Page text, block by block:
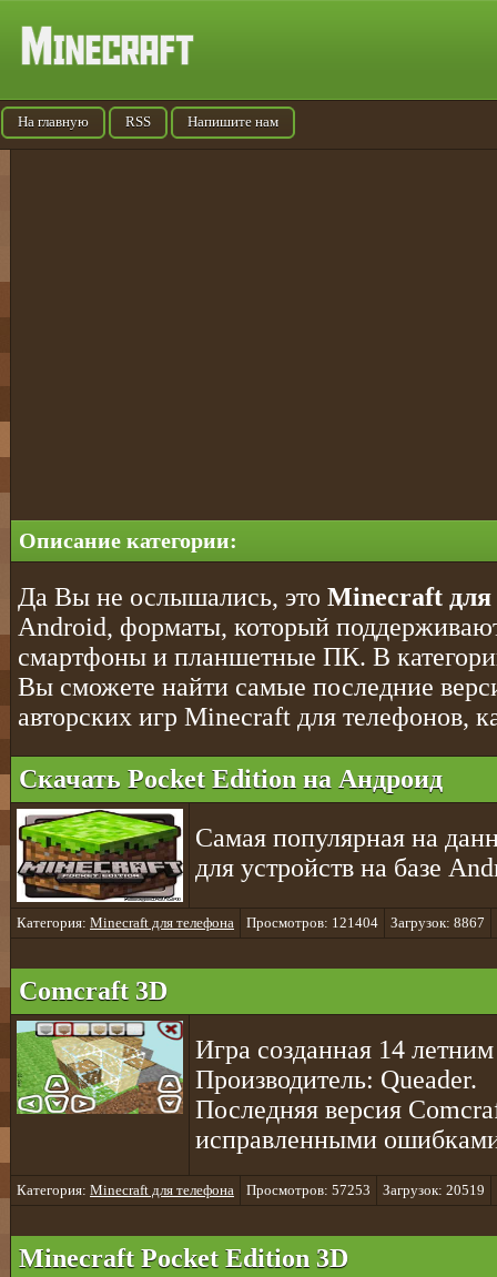
На главную RSS Напишите нам
Описание категории:
Да Вы не ослышались, это Minecraft для
Android, форматы, который
смартфоны и планшетные ПК. В
Вы сможете найти самые последние
авторских игр Minecraft для телефонов,
Скачать Pocket Edition на Андроид
Самая популярная на
для устройств на базе
Категория: Minecraft для телефона Просмотров: 121404 Загрузок: 8867
Comcraft 3D
Игра созданная 14
Производитель: Queader.
Последняя версия
исправленными
Категория: Minecraft для телефона Просмотров: 57253 Загрузок: 20519
Minecraft Pocket Edition 3D